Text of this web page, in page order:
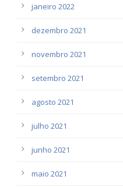
janeiro 2022
dezembro 2021
novembro 2021
setembro 2021
agosto 2021
julho 2021
junho 2021
maio 2021